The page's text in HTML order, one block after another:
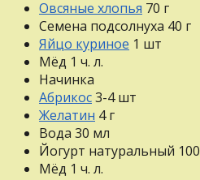
Овсяные хлопья 70 г
Семена подсолнуха 40 г
Яйцо куриное 1 шт
Мёд 1 ч. л.
Начинка
Абрикос3-4шт
Желатин 4г
Вода 30 мл
Йогурт натуральный 100
Мёд 1 ч. л.